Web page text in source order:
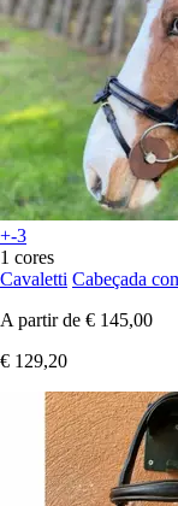
+-3
1 cores
Cavaletti Cabeçada
A partir de € 145,00
€ 129,20